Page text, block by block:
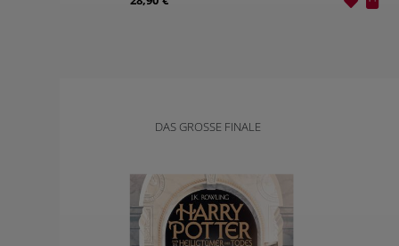
DAS GROSSE FINALE